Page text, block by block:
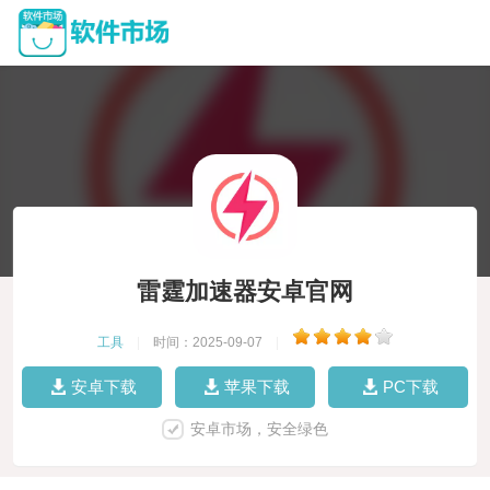
雷霆加速器安卓官网
工具 时间：2025-09-07
安卓下载 苹果下载 PC下载
安卓市场，安全绿色